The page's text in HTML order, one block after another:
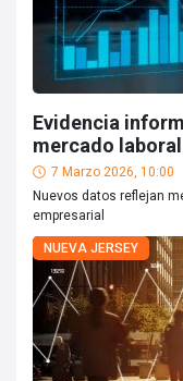
Evidencia
mercado laboral
7 Marzo 2026, 10:00
Nuevos datos reflejan
empresarial
NUEVA JERSEY